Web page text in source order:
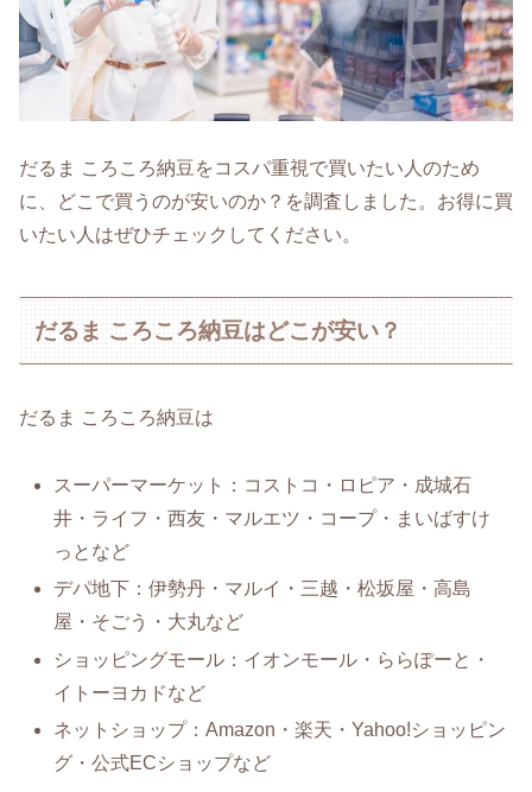
だるま ころころ納豆をコスパ重視で買いたい人のため
に、どこで買うのが安いのか？を調査しました。お得に買
いたい人はぜひチェックしてください。
だるま ころころ納豆はどこが安い？
だるま ころころ納豆は
スーパーマーケット：コストコ・ロピア・成城石
井・ライフ・西友・マルエツ・コープ・まいばすけ
っとなど
デパ地下：伊勢丹・マルイ・三越・松坂屋・高島
屋・そごう・大丸など
ショッピングモール：イオンモール・ららぽーと・
イトーヨカドなど
ネットショップ：Amazon・楽天・Yahoo!ショッピン
グ・公式ECショップなど